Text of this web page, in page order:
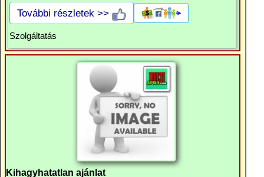
További részletek >>
Szolgáltatás
Kihagyhatatlan ajánlat